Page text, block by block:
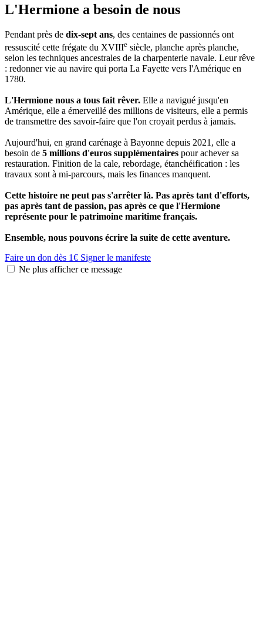
L'Hermione a besoin de nous
Pendant près de dix-sept ans, des centaines de passionnés ont
ressuscité cette frégate du XVIIIe siècle, planche après planche,
selon les techniques ancestrales de la charpenterie navale. Leur rêve
: redonner vie au navire qui porta La Fayette vers l'Amérique en
1780.
L'Hermione nous a tous fait rêver. Elle a navigué jusqu'en
Amérique, elle a émerveillé des millions de visiteurs, elle a permis
de transmettre des savoir-faire que l'on croyait perdus à jamais.
Aujourd'hui, en grand carénage à Bayonne depuis 2021, elle a
besoin de 5 millions d'euros supplémentaires pour achever sa
restauration. Finition de la cale, rebordage, étanchéification : les
travaux sont à mi-parcours, mais les finances manquent.
Cette histoire ne peut pas s'arrêter là. Pas après tant d'efforts,
pas après tant de passion, pas après ce que l'Hermione
représente pour le patrimoine maritime français.
Ensemble, nous pouvons écrire la suite de cette aventure.
Faire un don dès 1€ Signer le manifeste
Ne plus afficher ce message